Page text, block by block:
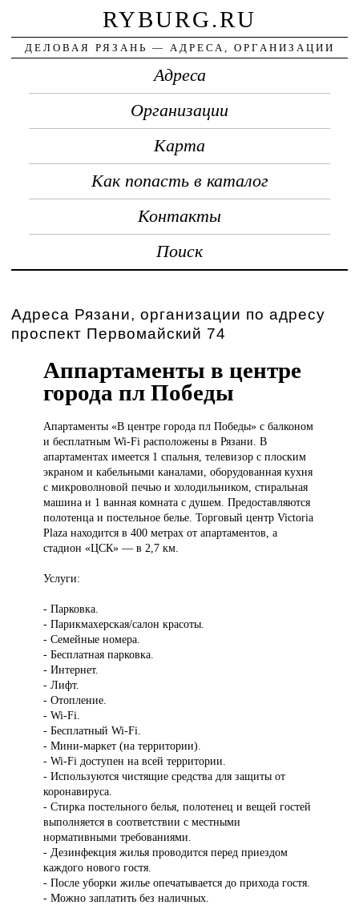
RYBURG.RU
ДЕЛОВАЯ РЯЗАНЬ — АДРЕСА, ОРГАНИЗАЦИИ
Адреса
Организации
Карта
Как попасть в каталог
Контакты
Поиск
Адреса Рязани, организации по адресу
проспект Первомайский 74
Аппартаменты в центре
города пл Победы
Апартаменты «Вцентре города пл Победы» с балконом
и бесплатным Wi-Fi расположены в Рязани. В
апартаментах имеется 1 спальня, телевизор с плоским
экраном и кабельными каналами, оборудованная кухня
с микроволновой печью и холодильником, стиральная
машина и 1 ванная комната с душем. Предоставляются
полотенца и постельное белье. Торговый центр Victoria
Plaza находится в 400 метрах от апартаментов, а
стадион «ЦСК» — в 2,7 км.
Услуги:
- Парковка.
- Парикмахерская/салон красоты.
- Семейные номера.
- Бесплатная парковка.
- Интернет.
- Лифт.
- Отопление.
- Wi-Fi.
- Бесплатный Wi-Fi.
- Мини-маркет (на территории).
- Wi-Fi доступен на всей территории.
- Используются чистящие средства для защиты от
коронавируса.
- Стирка постельного белья, полотенец и вещей гостей
выполняется в соответствии с местными
нормативными требованиями.
- Дезинфекция жилья проводится перед приездом
каждого нового гостя.
- После уборки жилье опечатывается до прихода гостя.
- Можно заплатить без наличных.